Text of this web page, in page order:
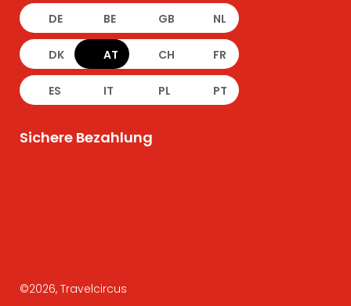
DE BE GB NL
DK AT CH FR
ES IT PL PT
Sichere Bezahlung
©2026, Travelcircus